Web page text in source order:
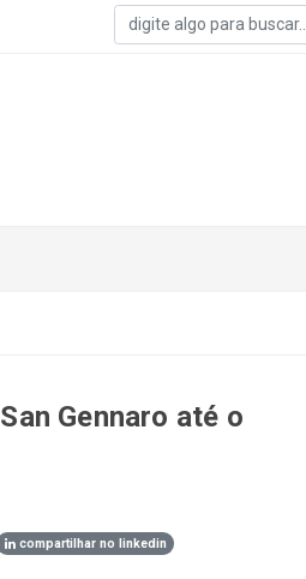
Gennaro até o
compartilhar no linkedin